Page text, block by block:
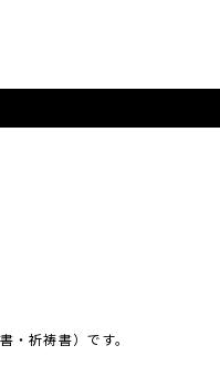
・祈祷書）です。